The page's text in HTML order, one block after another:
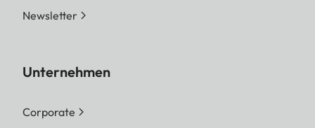
Newsletter
Unternehmen
Corporate